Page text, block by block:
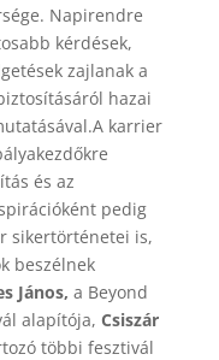
Napirendre
kérdések,
zajlanak a
hazai
A karrier
és az
pedig
sikertörténetei is,
beszélnek
János, a Beyond
alapítója, Csiszár
többi fesztivál